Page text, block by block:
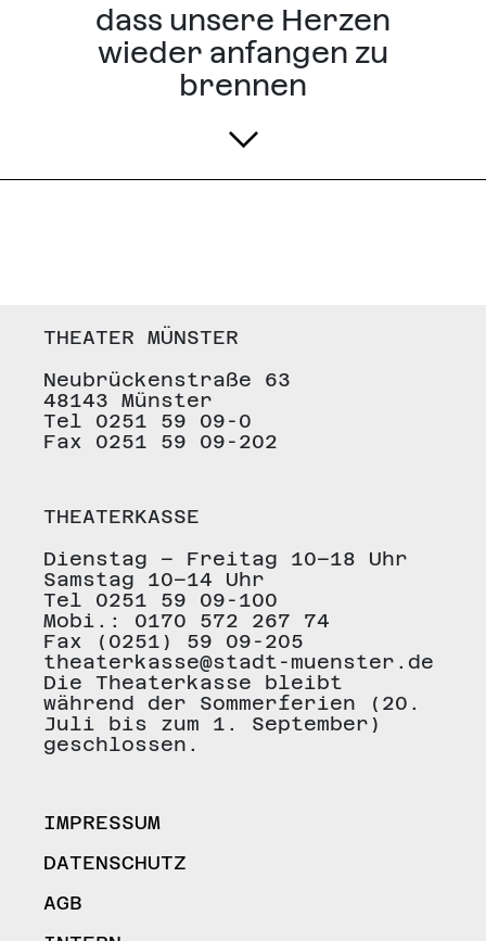
dass unsere Herzen
wieder anfangen zu
brennen
THEATER MÜNSTER
Neubrückenstraße 63
48143 Münster
Tel 0251 59 09-0
Fax 0251 59 09-202
THEATERKASSE
Dienstag – Freitag 10–18 Uhr
Samstag 10–14 Uhr
Tel 0251 59 09-100
Mobi.: 0170 572 267 74
Fax (0251) 59 09-205
theaterkasse@stadt-muenster.de
Die Theaterkasse bleibt
während der Sommerferien (20.
Juli bis zum 1. September)
geschlossen.
IMPRESSUM
DATENSCHUTZ
AGB